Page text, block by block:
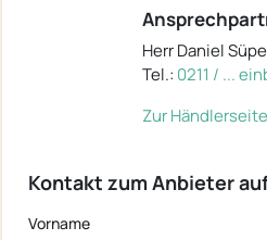
Herr Daniel
Tel.: 0211 / ...
Zur Händlerseite
Kontakt zum Anbieter
Vorname